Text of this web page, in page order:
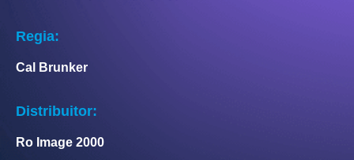
Regia:
Cal Brunker
Distribuitor:
Ro Image 2000